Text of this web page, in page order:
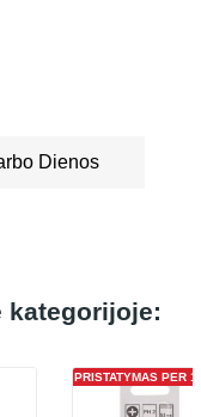
Dienos
kategorijoje:
PRISTATYMAS PER 1